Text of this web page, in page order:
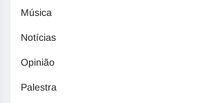
Música
Notícias
Opinião
Palestra